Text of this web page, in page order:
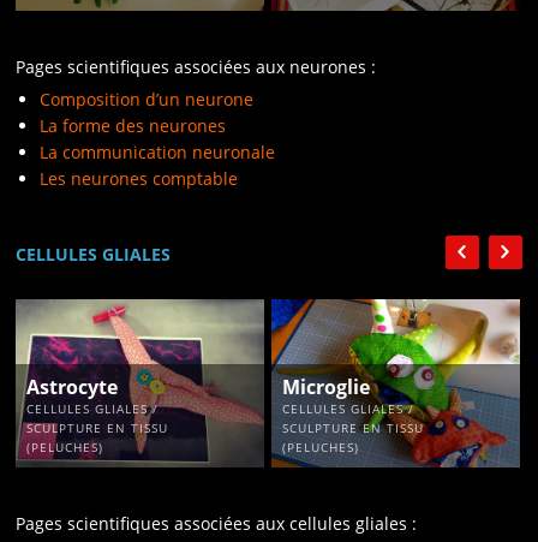
Pages scientifiques associées aux neurones :
Composition d’un neurone
La forme des neurones
La communication neuronale
Les neurones comptable
CELLULES GLIALES
Astrocyte
CELLULES GLIALES /
SCULPTURE EN TISSU
(PELUCHES)
Microglie
CELLULES GLIALES /
SCULPTURE EN TISSU
(PELUCHES)
Pages scientifiques associées aux cellules gliales :